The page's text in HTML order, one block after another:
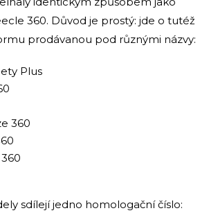
360. Důvod je prostý: jde o tutéž
prodávanou pod různými názvy:
Plus
360
sdílejí jedno homologační číslo: